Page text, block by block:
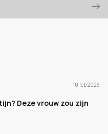
10 feb 2026
Deze vrouw zou zijn